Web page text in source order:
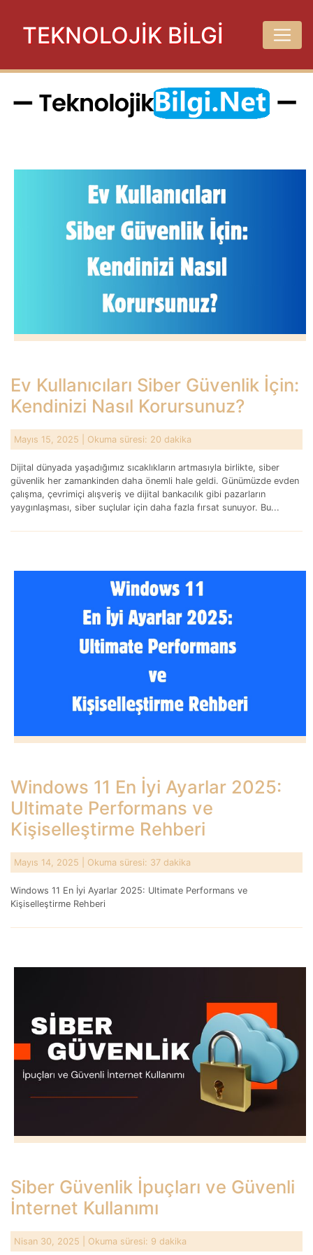
TEKNOLOJİK BİLGİ
Ev Kullanıcıları Siber Güvenlik İçin:
Kendinizi Nasıl Korursunuz?
Mayıs 15, 2025 | Okuma süresi: 20 dakika
Dijital dünyada yaşadığımız sıcaklıkların artmasıyla birlikte, siber
güvenlik her zamankinden daha önemli hale geldi. Günümüzde evden
çalışma, çevrimiçi alışveriş ve dijital bankacılık gibi pazarların
yaygınlaşması, siber suçlular için daha fazla fırsat sunuyor. Bu...
Windows 11 En İyi Ayarlar 2025:
Ultimate Performans ve
Kişiselleştirme Rehberi
Mayıs 14, 2025 | Okuma süresi: 37 dakika
Windows 11 En İyi Ayarlar 2025: Ultimate Performans ve
Kişiselleştirme Rehberi
Siber Güvenlik İpuçları ve Güvenli
İnternet Kullanımı
Nisan 30, 2025 | Okuma süresi: 9 dakika